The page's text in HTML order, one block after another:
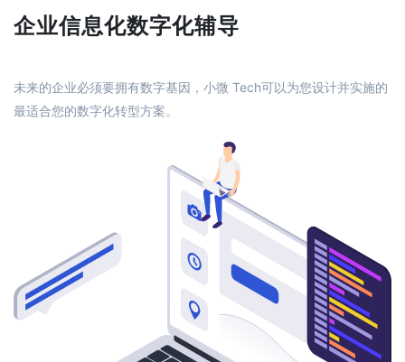
企业信息化数字化辅导
未来的企业必须要拥有数字基因，小微 Tech可以为您设计并实施的
最适合您的数字化转型方案。